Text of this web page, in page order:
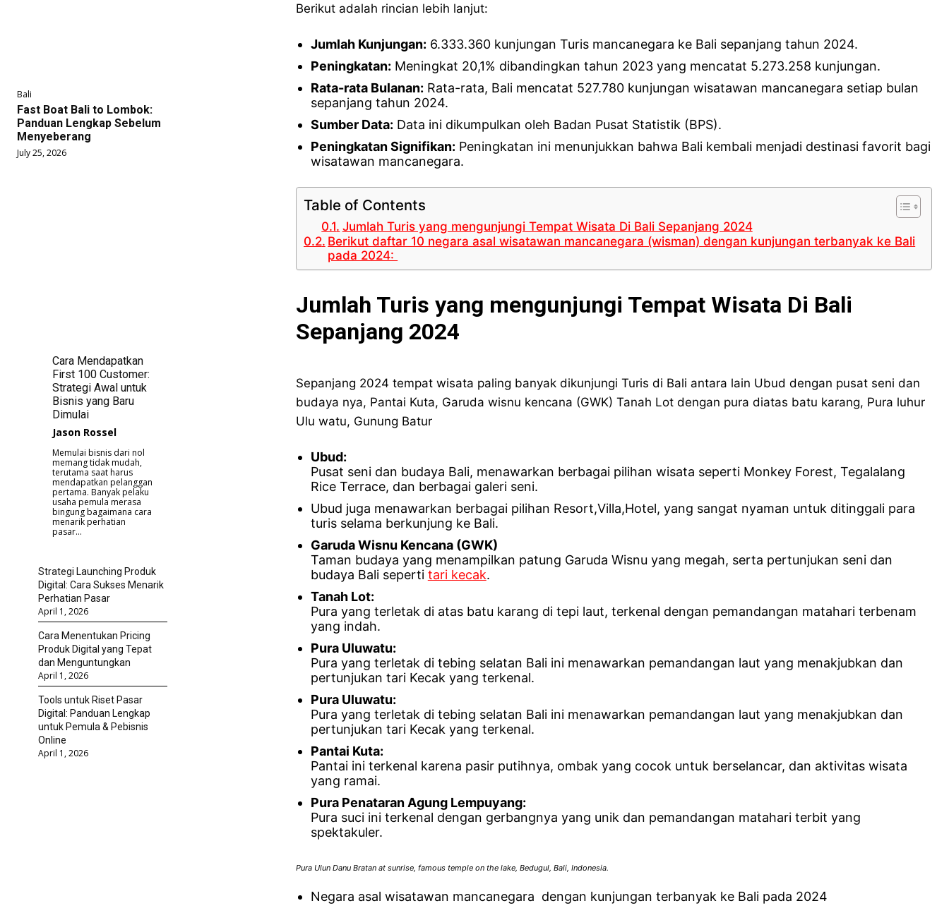
Bali
Fast Boat Bali to Lombok:
Panduan Lengkap Sebelum
Menyeberang
July 25, 2026
Cara Mendapatkan
First 100 Customer:
Strategi Awal untuk
Bisnis yang Baru
Dimulai
Jason Rossel
Memulai bisnis dari nol
memang tidak mudah,
terutama saat harus
mendapatkan pelanggan
pertama. Banyak pelaku
usaha pemula merasa
bingung bagaimana cara
menarik perhatian
pasar...
Strategi Launching Produk
Digital: Cara Sukses Menarik
Perhatian Pasar
April 1, 2026
Cara Menentukan Pricing
Produk Digital yang Tepat
dan Menguntungkan
April 1, 2026
Tools untuk Riset Pasar
Digital: Panduan Lengkap
untuk Pemula & Pebisnis
Online
April 1, 2026
Berikut adalah rincian lebih lanjut:
Jumlah Kunjungan: 6.333.360 kunjungan Turis mancanegara ke Bali sepanjang tahun 2024.
Peningkatan: Meningkat 20,1% dibandingkan tahun 2023 yang mencatat 5.273.258 kunjungan.
Rata-rata Bulanan: Rata-rata, Bali mencatat 527.780 kunjungan wisatawan mancanegara setiap bulan
sepanjang tahun 2024.
Sumber Data: Data ini dikumpulkan oleh Badan Pusat Statistik (BPS).
Peningkatan Signifikan: Peningkatan ini menunjukkan bahwa Bali kembali menjadi destinasi favorit bagi
wisatawan mancanegara.
Table of Contents
Jumlah Turis yang mengunjungi Tempat Wisata Di Bali Sepanjang 2024
Berikut daftar 10 negara asal wisatawan mancanegara (wisman) dengan kunjungan terbanyak ke Bali
pada 2024:
Jumlah Turis yang mengunjungi Tempat Wisata Di Bali
Sepanjang 2024
Sepanjang 2024 tempat wisata paling banyak dikunjungi Turis di Bali antara lain Ubud dengan pusat seni dan
budaya nya, Pantai Kuta, Garuda wisnu kencana (GWK) Tanah Lot dengan pura diatas batu karang, Pura luhur
Ulu watu, Gunung Batur
Ubud:
Pusat seni dan budaya Bali, menawarkan berbagai pilihan wisata seperti Monkey Forest, Tegalalang
Rice Terrace, dan berbagai galeri seni.
Ubud juga menawarkan berbagai pilihan Resort,Villa,Hotel, yang sangat nyaman untuk ditinggali para
turis selama berkunjung ke Bali.
Garuda Wisnu Kencana (GWK)
Taman budaya yang menampilkan patung Garuda Wisnu yang megah, serta pertunjukan seni dan
budaya Bali seperti tari kecak.
Tanah Lot:
Pura yang terletak di atas batu karang di tepi laut, terkenal dengan pemandangan matahari terbenam
yang indah.
Pura Uluwatu:
Pura yang terletak di tebing selatan Bali ini menawarkan pemandangan laut yang menakjubkan dan
pertunjukan tari Kecak yang terkenal.
Pura Uluwatu:
Pura yang terletak di tebing selatan Bali ini menawarkan pemandangan laut yang menakjubkan dan
pertunjukan tari Kecak yang terkenal.
Pantai Kuta:
Pantai ini terkenal karena pasir putihnya, ombak yang cocok untuk berselancar, dan aktivitas wisata
yang ramai.
Pura Penataran Agung Lempuyang:
Pura suci ini terkenal dengan gerbangnya yang unik dan pemandangan matahari terbit yang
spektakuler.
Pura Ulun Danu Bratan at sunrise, famous temple on the lake, Bedugul, Bali, Indonesia.
Negara asal wisatawan mancanegara dengan kunjungan terbanyak ke Bali pada 2024